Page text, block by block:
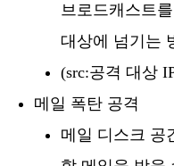
브로드캐스트
대상에 넘기는
(src:공격 대상
메일 폭탄 공격
메일 디스크 공